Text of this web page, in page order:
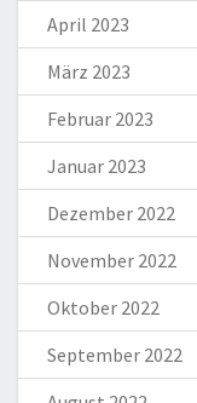
April 2023
März 2023
Februar 2023
Januar 2023
Dezember 2022
November 2022
Oktober 2022
September 2022